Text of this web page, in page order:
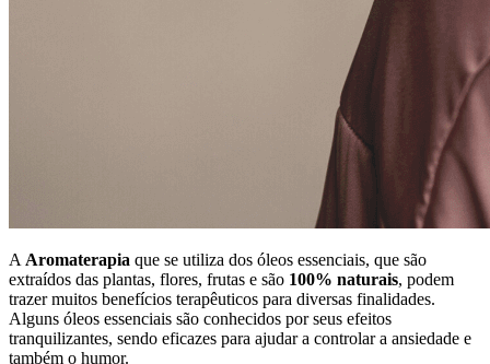
A Aromaterapia que se utiliza dos óleos essenciais, que são
extraídos das plantas, flores, frutas e são 100% naturais, podem
trazer muitos benefícios terapêuticos para diversas finalidades.
Alguns óleos essenciais são conhecidos por seus efeitos
tranquilizantes, sendo eficazes para ajudar a controlar a ansiedade e
também o humor.